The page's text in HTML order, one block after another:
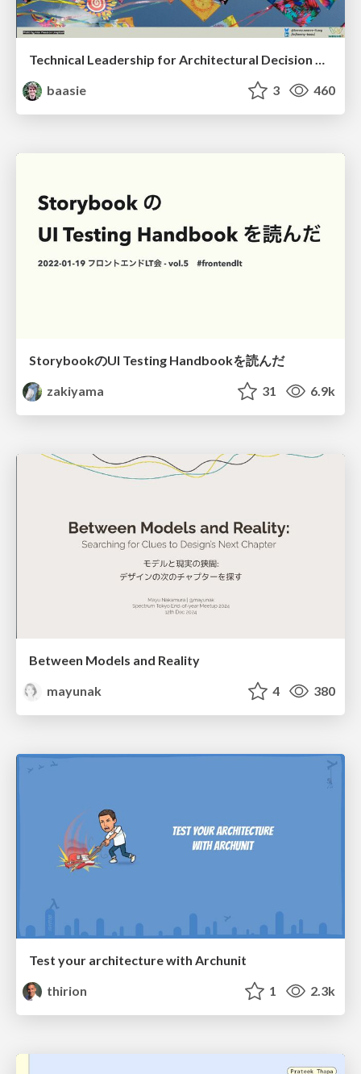
Technical Leadership for Architectural Decision Making
baasie
3 460
StorybookのUI Testing Handbookを読んだ
zakiyama
31 6.9k
Between Models and Reality
mayunak
4 380
Test your architecture with Archunit
thirion
1 2.3k